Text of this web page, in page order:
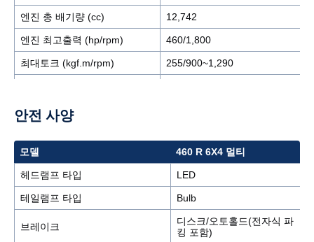
엔진 총 배기량 (cc) 12,742
엔진 최고출력 (hp/rpm) 460/1,800
최대토크 (kgf.m/rpm) 255/900~1,290
타이어 후륜
변속기 제작사 스카니아
변속기 기어단수
전진 13단(+1단 크롤러기어)/
후진 4단
변속기 변속방식 뉴 스카니아 옵티크루즈
리프 스프링
안전 사양
모델 460 R 6X4 멀티
헤드램프 타입 LED
테일램프 타입 Bulb
브레이크
디스크/오토홀드(전자식 파
킹 포함)